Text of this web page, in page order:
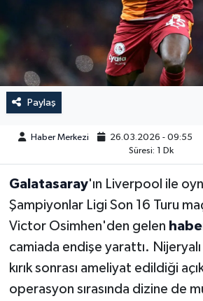
Paylaş
Haber Merkezi 26.03.2026 - 09:55
Süresi: 1 Dk
Galatasaray'ın Liverpool ile
Şampiyonlar Ligi Son 16 Turu
Victor Osimhen'den gelen
camiada endişe yarattı. Nijeryalı
kırık sonrası ameliyat edildiği
operasyon sırasında dizine de